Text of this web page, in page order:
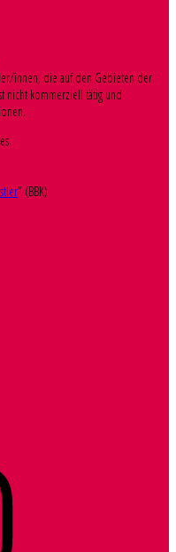
innen, die auf den Gebieten der
nicht kommerziell tätig und
“ (BBK)